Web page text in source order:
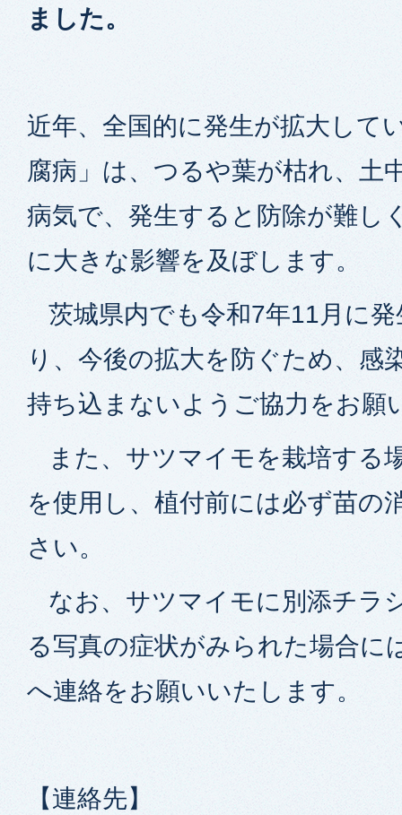
ました。
近年、全国的に発生が拡大して
腐病」は、つるや葉が枯れ、土
病気で、発生すると防除が難し
に大きな影響を及ぼします。
茨城県内でも令和7年11月に
り、今後の拡大を防ぐため、感
持ち込まないようご協力をお願
また、サツマイモを栽培する
を使用し、植付前には必ず苗の
さい。
なお、サツマイモに別添チラ
る写真の症状がみられた場合に
へ連絡をお願いいたします。
【連絡先】